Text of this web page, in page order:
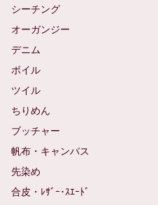
シーチング
オーガンジー
デニム
ボイル
ツイル
ちりめん
ブッチャー
帆布・キャンバス
先染め
合皮・ﾚｻﾞｰ･ｽｴｰﾄﾞ